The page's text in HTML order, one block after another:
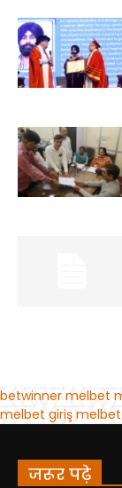
जरूर पढ़े